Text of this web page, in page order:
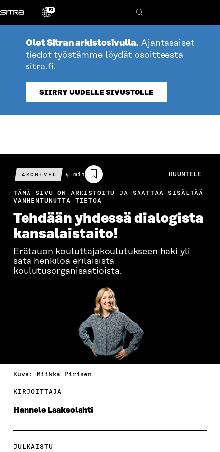
suoraan
sisältöön
Vaihda
kieli
FI
Hae
Olet Sitran arkistosivulla. Ajantasaiset
tiedot työstämme löydät osoitteesta
sitra.fi.
SIIRRY UUDELLE SIVUSTOLLE
ARCHIVED
Arvioitu
lukuaika
4 min KUUNTELE
TÄMÄ SIVU ON ARKISTOITU JA SAATTAA SISÄLTÄÄ
VANHENTUNUTTA TIETOA
Tehdään yhdessä dialogista
kansalaistaito!
Erätauon kouluttajakoulutukseen haki yli
sata henkilöä erilaisista
koulutusorganisaatioista.
Kuva: Miikka Pirinen
KIRJOITTAJA
Hannele Laaksolahti
JULKAISTU